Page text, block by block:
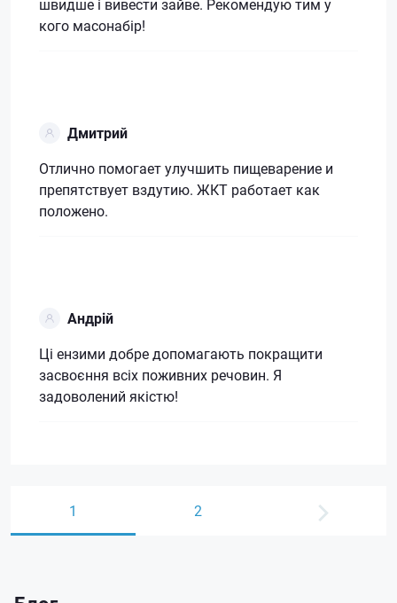
швидше і вивести зайве. Рекомендую тим у
кого масонабір!
Дмитрий
Отлично помогает улучшить пищеварение и
препятствует вздутию. ЖКТ работает как
положено.
Андрій
Ці ензими добре допомагають покращити
засвоєння всіх поживних речовин. Я
задоволений якістю!
1 2